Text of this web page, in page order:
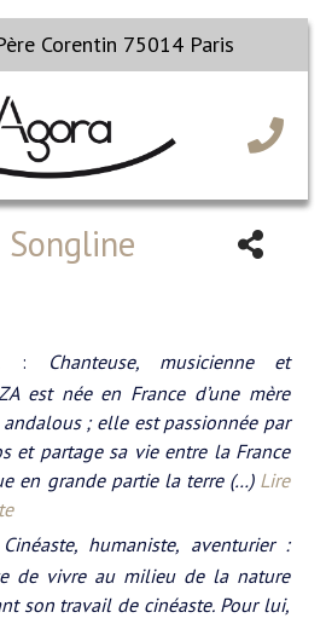
Corentin 75014 Paris
:
Chanteuse, musicienne et
est née en France d’une mère
; elle est passionnée par
et partage sa vie entre la France
en grande partie la terre (…) Lire
Cinéaste, humaniste, aventurier :
de vivre au milieu de la nature
son travail de cinéaste. Pour lui,